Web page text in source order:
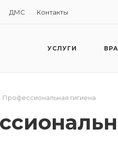
ДМС Контакты
УСЛУГИ
Профессиональная гигиена